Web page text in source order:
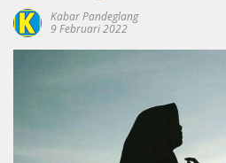
Kabar Pandeglang
9 Februari 2022